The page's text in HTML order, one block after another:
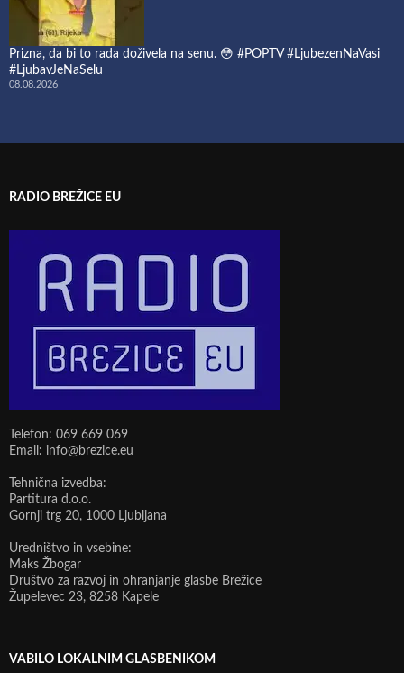
Prizna, da bi to rada doživela na senu. 😳 #POPTV #LjubezenNaVasi
#LjubavJeNaSelu
08.08.2026
RADIO BREŽICE EU
Telefon: 069 669 069
Email: info@brezice.eu
Tehnična izvedba:
Partitura d.o.o.
Gornji trg 20, 1000 Ljubljana
Uredništvo in vsebine:
Maks Žbogar
Društvo za razvoj in ohranjanje glasbe Brežice
Župelevec 23, 8258 Kapele
VABILO LOKALNIM GLASBENIKOM